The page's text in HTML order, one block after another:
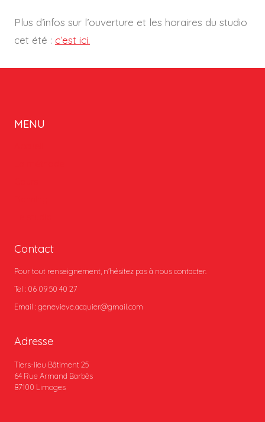
Plus d’infos sur l’ouverture et les horaires du studio
cet été : c’est ici.
MENU
Contact
Pour tout renseignement, n'hésitez pas à nous contacter.
Tel : 06 09 50 40 27
Email : genevieve.acquier@gmail.com
Adresse
Tiers-lieu Bâtiment 25
64 Rue Armand Barbès
87100 Limoges